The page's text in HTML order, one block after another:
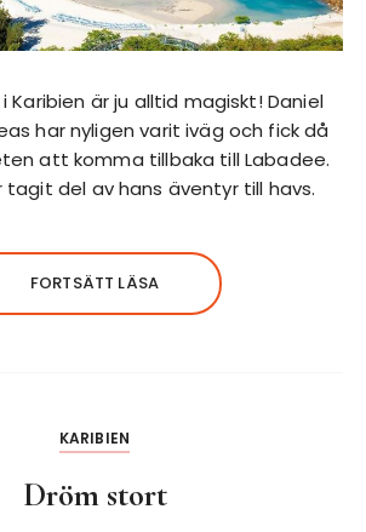
Karibien är ju alltid magiskt! Daniel
har nyligen varit iväg och fick då
att komma tillbaka till Labadee.
tagit del av hans äventyr till havs.
FORTSÄTT LÄSA
KARIBIEN
Dröm stort